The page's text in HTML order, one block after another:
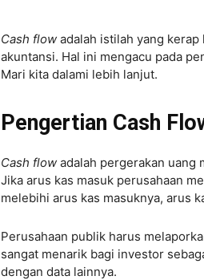
Cash flow adalah istilah yang
akuntansi. Hal ini mengacu pada
Mari kita dalami lebih lanjut.
Pengertian Cash
Cash flow adalah pergerakan uang
Jika arus kas masuk perusahaan
melebihi arus kas masuknya, arus
Perusahaan publik harus
sangat menarik bagi investor
dengan data lainnya.